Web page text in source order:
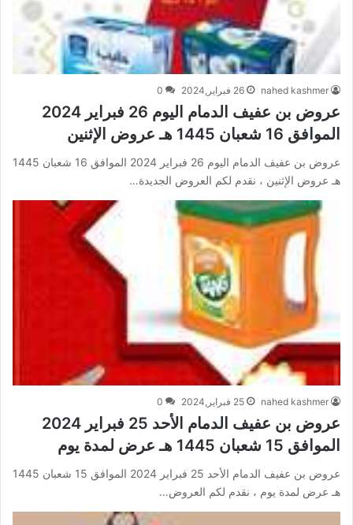
nahed kashmer 26 فبراير,2024 0
عروض بن عفيف الدمام اليوم 26 فبراير 2024
الموافق 16 شعبان 1445 هـ عروض الإثنين
عروض بن عفيف الدمام اليوم 26 فبراير 2024 الموافق 16 شعبان 1445
هـ عروض الإثنين ، نقدم لكم العروض الجديدة…
nahed kashmer 25 فبراير,2024 0
عروض بن عفيف الدمام الأحد 25 فبراير 2024
الموافق 15 شعبان 1445 هـ عرض لمدة يوم
عروض بن عفيف الدمام الأحد 25 فبراير 2024 الموافق 15 شعبان 1445
هـ عرض لمدة يوم ، نقدم لكم العروض…